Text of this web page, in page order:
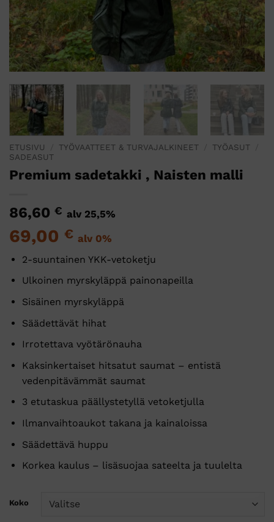
ETUSIVU TYÖVAATTEET & TURVAJALKINEET TYÖASUT
SADEASUT
Premium sadetakki , Naisten malli
86,60 € alv 25,5%
69,00 € alv 0%
2-suuntainen YKK-vetoketju
Ulkoinen myrskyläppä painonapeilla
Sisäinen myrskyläppä
Säädettävät hihat
Irrotettava vyötärönauha
Kaksinkertaiset hitsatut saumat – entistä
vedenpitävämmät saumat
3 etutaskua päällystetyllä vetoketjulla
Ilmanvaihtoaukot takana ja kainaloissa
Säädettävä huppu
Korkea kaulus – lisäsuojaa sateelta ja tuulelta
Koko